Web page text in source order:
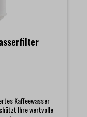
Kaffeewasser
Ihre wertvolle